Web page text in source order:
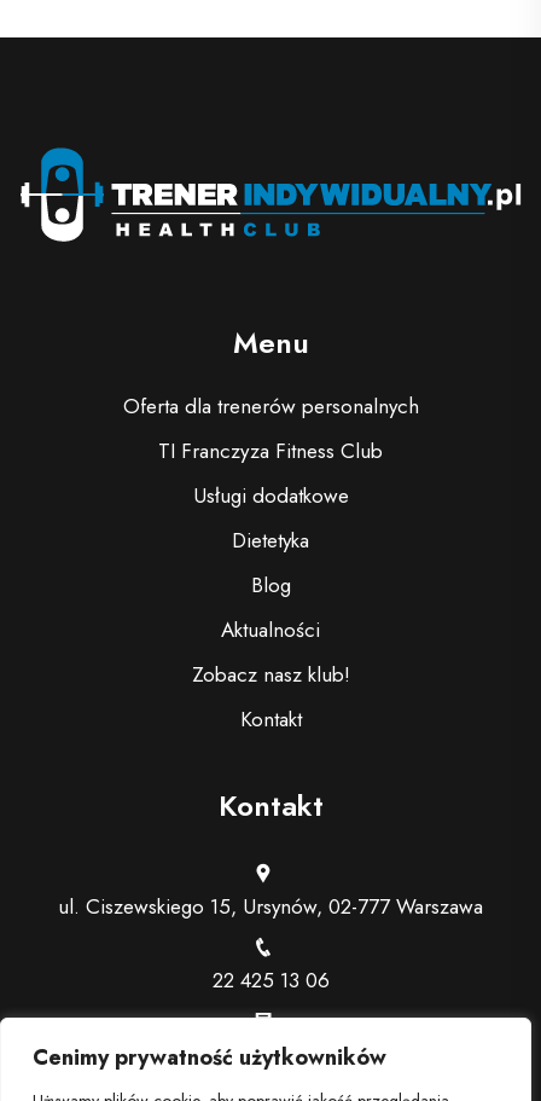
Cenimy prywatność użytkowników
Menu
Oferta dla trenerów personalnych
TI Franczyza Fitness Club
Usługi dodatkowe
Dietetyka
Blog
Aktualności
Zobacz nasz klub!
Kontakt
Kontakt
ul. Ciszewskiego 15, Ursynów, 02-777 Warszawa
22 425 13 06
recepcja@trenerindywidualny.pl